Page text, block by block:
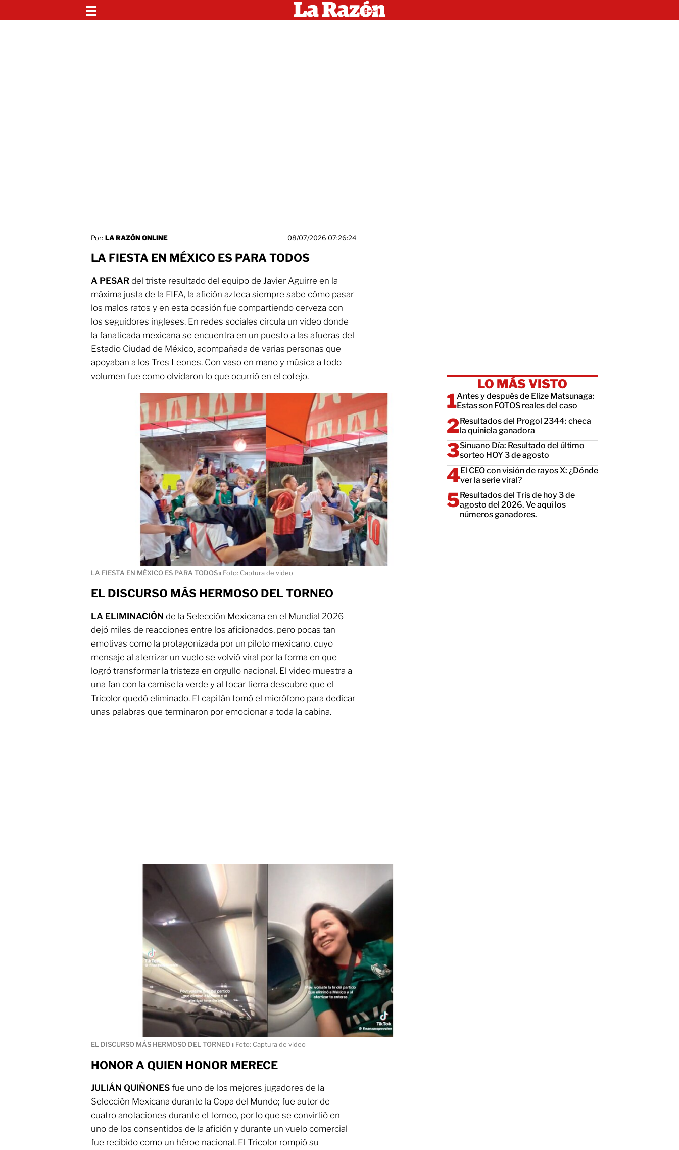
Por: LA RAZÓN ONLINE 08/07/2026 07:26:24
LA FIESTA EN MÉXICO ES PARA TODOS
A PESAR del triste resultado del equipo de Javier Aguirre en la
máxima justa de la FIFA, la afición azteca siempre sabe cómo pasar
los malos ratos y en esta ocasión fue compartiendo cerveza con
los seguidores ingleses. En redes sociales circula un video donde
la fanaticada mexicana se encuentra en un puesto a las afueras del
Estadio Ciudad de México, acompañada de varias personas que
apoyaban a los Tres Leones. Con vaso en mano y música a todo
volumen fue como olvidaron lo que ocurrió en el cotejo.
LA FIESTA EN MÉXICO ES PARA TODOSı Foto: Captura de video
EL DISCURSO MÁS HERMOSO DEL TORNEO
LA ELIMINACIÓN de la Selección Mexicana en el Mundial 2026
dejó miles de reacciones entre los aficionados, pero pocas tan
emotivas como la protagonizada por un piloto mexicano, cuyo
mensaje al aterrizar un vuelo se volvió viral por la forma en que
logró transformar la tristeza en orgullo nacional. El video muestra a
una fan con la camiseta verde y al tocar tierra descubre que el
Tricolor quedó eliminado. El capitán tomó el micrófono para dedicar
unas palabras que terminaron por emocionar a toda la cabina.
EL DISCURSO MÁS HERMOSO DEL TORNEO ı Foto: Captura de video
HONOR A QUIEN HONOR MERECE
JULIÁN QUIÑONES fue uno de los mejores jugadores de la
Selección Mexicana durante la Copa del Mundo; fue autor de
cuatro anotaciones durante el torneo, por lo que se convirtió en
uno de los consentidos de la afición y durante un vuelo comercial
fue recibido como un héroe nacional. El Tricolor rompió su
LO MÁS VISTO
Antes y después de Elize Matsunaga:
Estas son FOTOS reales del caso
Resultados del Progol 2344: checa
la quiniela ganadora
Sinuano Día: Resultado del último
sorteo HOY 3 de agosto
El CEO con visión de rayos X: ¿Dónde
ver la serie viral?
Resultados del Tris de hoy 3 de
agosto del 2026. Ve aquí los
números ganadores.